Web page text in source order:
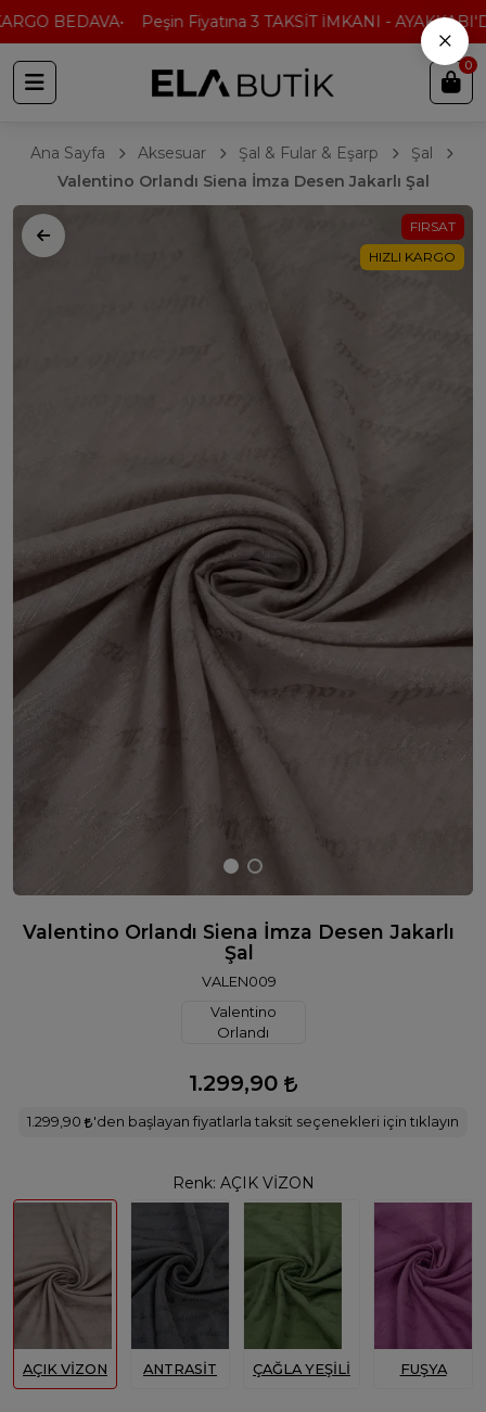
BEDAVA Peşin Fiyatına 3 TAKSİT İMKANI -
0
Ana Sayfa Aksesuar Şal & Fular & Eşarp
Şal
Valentino Orlandı Siena İmza Desen Jakarlı Şal
FIRSAT
HIZLI KARGO
Valentino Orlandı Siena İmza Desen Jakarlı
Şal
VALEN009
Valentino
Orlandı
1.299,90
1.299,90 'den başlayan fiyatlarla taksit seçenekleri için tıklayın
Renk: AÇIK VİZON
AÇIK VİZON ANTRASİT ÇAĞLA YEŞİLİ FUŞYA
×